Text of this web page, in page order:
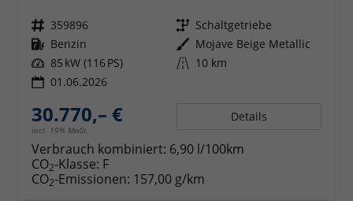
Fahrzeugnr. 359896 Getriebe Schaltgetriebe
Kraftstoff Benzin Außenfarbe Mojave Beige Metallic
Leistung 85 kW (116 PS) Kilometerstand 10 km
01.06.2026
30.770,– €
incl. 19% MwSt.
Details
Verbrauch kombiniert: 6,90 l/100km
CO2-Klasse: F
CO2-Emissionen: 157,00 g/km